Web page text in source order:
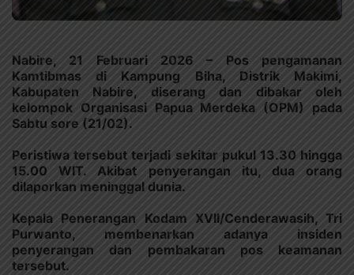
Nabire, 21 Februari 2026 – Pos pengamanan
Kamtibmas di Kampung Biha, Distrik Makimi,
Kabupaten Nabire, diserang dan dibakar oleh
kelompok Organisasi Papua Merdeka (OPM) pada
Sabtu sore (21/02).
Peristiwa tersebut terjadi sekitar pukul 13.30 hingga
15.00 WIT. Akibat penyerangan itu, dua orang
dilaporkan meninggal dunia.
Kepala Penerangan Kodam XVII/Cenderawasih, Tri
Purwanto, membenarkan adanya insiden
penyerangan dan pembakaran pos keamanan
tersebut.